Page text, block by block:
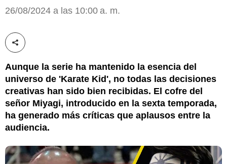
26/08/2024 a las 10:00 a. m.
Compartir esta noticia
Aunque la serie ha mantenido la esencia del
universo de 'Karate Kid', no todas las decisiones
creativas han sido bien recibidas. El cofre del
señor Miyagi, introducido en la sexta temporada,
ha generado más críticas que aplausos entre la
audiencia.